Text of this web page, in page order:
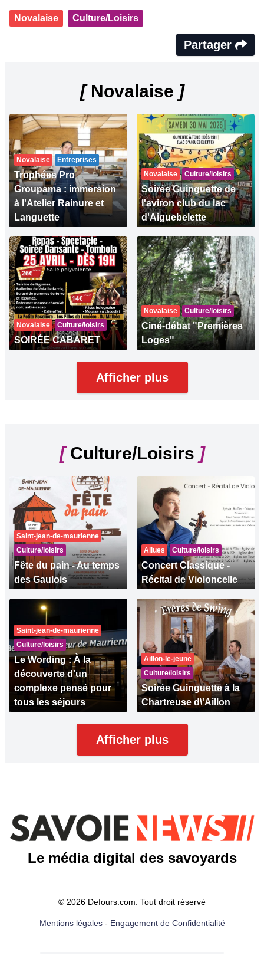
Novalaise Culture/Loisirs
Partager
[Novalaise ]
Novalaise Entreprises
Trophées Pro
Groupama : immersion
à l'Atelier Rainure et
Languette
Novalaise Culture/loisirs
Soirée Guinguette de
l'aviron club du lac
d'Aiguebelette
Novalaise Culture/loisirs
SOIRÉE CABARET
Novalaise Culture/loisirs
Ciné-débat "Premières
Loges"
Afficher plus
[Culture/Loisirs ]
Saint-jean-de-maurienne
Culture/loisirs
Fête du pain - Au temps
des Gaulois
Allues Culture/loisirs
Concert Classique -
Récital de Violoncelle
Saint-jean-de-maurienne
Culture/loisirs
Le Wording : À la
découverte d'un
complexe pensé pour
tous les séjours
Aillon-le-jeune
Culture/loisirs
Soirée Guinguette à la
Chartreuse d\'Aillon
Afficher plus
Le média digital des savoyards
© 2026 Defours.com. Tout droit réservé
Mentions légales- Engagement de Confidentialité